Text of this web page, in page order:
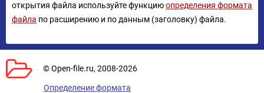
открытия файла используйте функциюопределения формата
файла по расширению и по данным (заголовку) файла.
© Open-file.ru, 2008-2026
Определение формата